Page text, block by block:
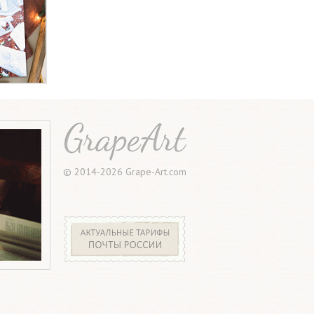
© 2014-2026 Grape-Art.com